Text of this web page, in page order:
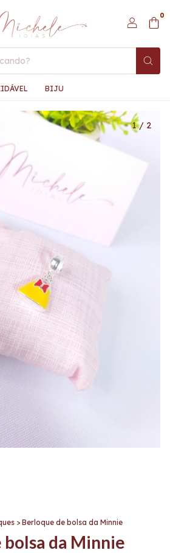
0
BIJU
1/ 2
> Berloque de bolsa da Minnie
da Minnie